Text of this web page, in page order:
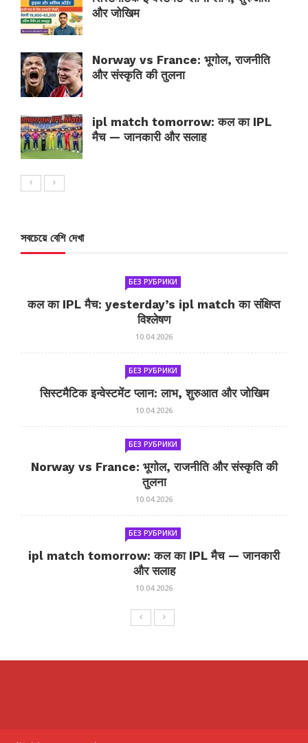
और जोखिम
Norway vs France: भूगोल, राजनीति
और संस्कृति की तुलना
ipl match tomorrow: कल का IPL
मैच — जानकारी और सलाह
সবচেয়ে বেশি দেখা
БЕЗ РУБРИКИ
कल का IPL मैच: yesterday’s ipl match का संक्षिप्त
विश्लेषण
10.04.2026
БЕЗ РУБРИКИ
सिस्टमैटिक इन्वेस्टमेंट प्लान: लाभ, शुरुआत और जोखिम
10.04.2026
БЕЗ РУБРИКИ
Norway vs France: भूगोल, राजनीति और संस्कृति की
तुलना
10.04.2026
БЕЗ РУБРИКИ
ipl match tomorrow: कल का IPL मैच — जानकारी
और सलाह
10.04.2026